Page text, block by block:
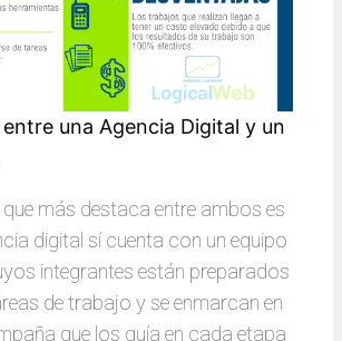
una Agencia Digital y un
más destaca entre ambos es
digital sí cuenta con un equipo
integrantes están preparados
de trabajo y se enmarcan en
que los guía en cada etapa